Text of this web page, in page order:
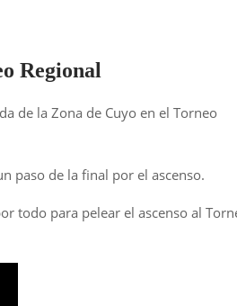
Regional
de la Zona de Cuyo en el Torneo
paso de la final por el ascenso.
todo para pelear el ascenso al